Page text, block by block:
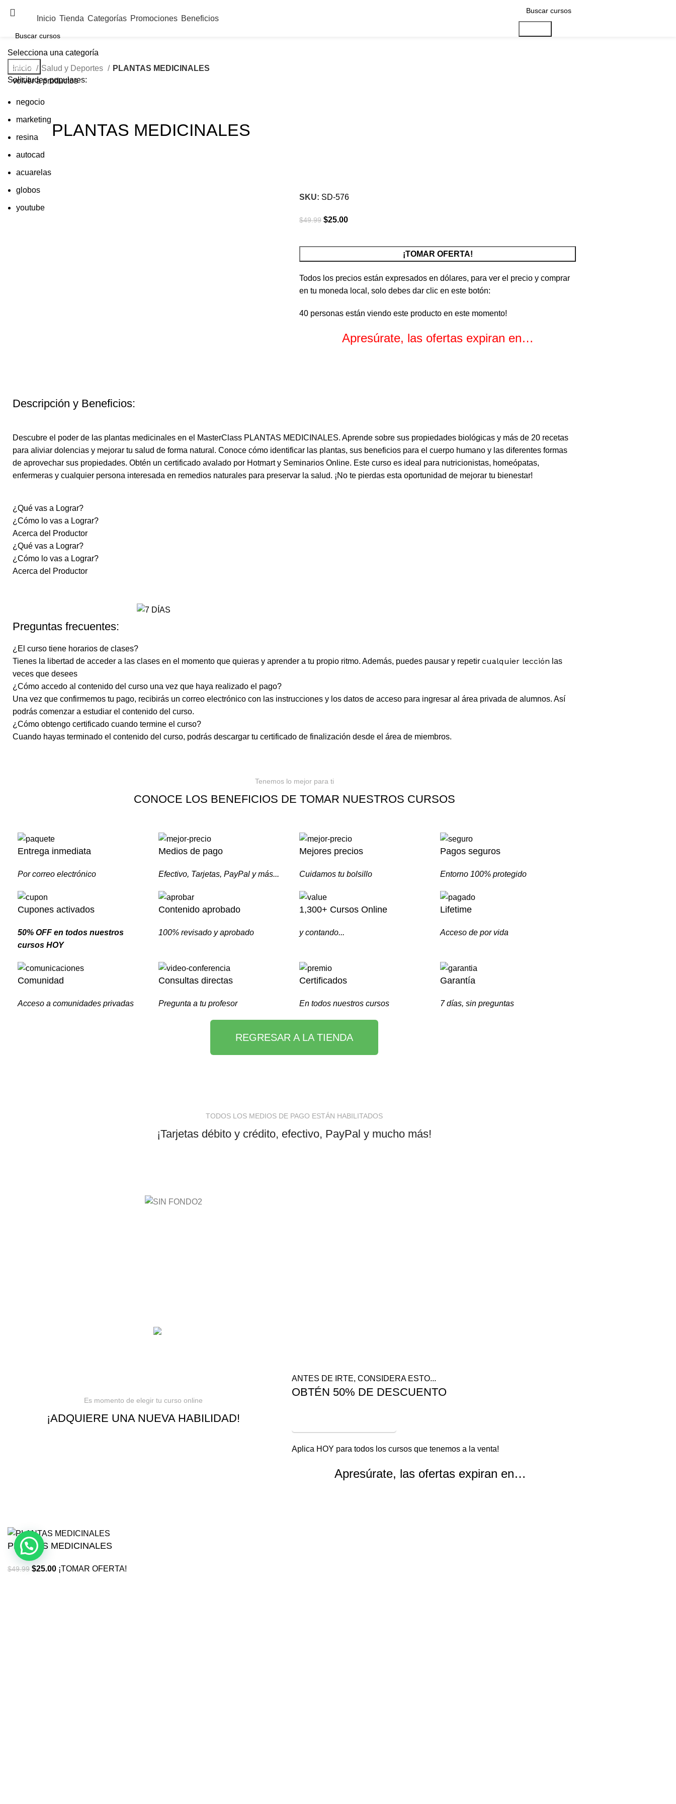
Inicio Tienda Categorías Promociones Beneficios
Inicio Salud y Deportes
PLANTAS MEDICINALES
volver a productos
PLANTAS MEDICINALES
SKU: SD-576
$49.99 $25.00
¡TOMAR OFERTA!
Todos los precios están expresados en dólares, para ver el precio y comprar
en tu moneda local, solo debes dar clic en este botón:
40 personas están viendo este producto en este momento!
Apresúrate, las ofertas expiran en…
Descripción y Beneficios:
Descubre el poder de las plantas medicinales en el MasterClass PLANTAS MEDICINALES. Aprende sobre sus propiedades biológicas y más de 20 recetas
para aliviar dolencias y mejorar tu salud de forma natural. Conoce cómo identificar las plantas, sus beneficios para el cuerpo humano y las diferentes formas
de aprovechar sus propiedades. Obtén un certificado avalado por Hotmart y Seminarios Online. Este curso es ideal para nutricionistas, homeópatas,
enfermeras y cualquier persona interesada en remedios naturales para preservar la salud. ¡No te pierdas esta oportunidad de mejorar tu bienestar!
¿Qué vas a Lograr?
¿Cómo lo vas a Lograr?
Acerca del Productor
¿Qué vas a Lograr?
¿Cómo lo vas a Lograr?
Acerca del Productor
Preguntas frecuentes:
¿El curso tiene horarios de clases?
Tienes la libertad de acceder a las clases en el momento que quieras y aprender a tu propio ritmo. Además, puedes pausar y repetir cualquier lección las
veces que desees
¿Cómo accedo al contenido del curso una vez que haya realizado el pago?
Una vez que confirmemos tu pago, recibirás un correo electrónico con las instrucciones y los datos de acceso para ingresar al área privada de alumnos. Así
podrás comenzar a estudiar el contenido del curso.
¿Cómo obtengo certificado cuando termine el curso?
Cuando hayas terminado el contenido del curso, podrás descargar tu certificado de finalización desde el área de miembros.
Tenemos lo mejor para ti
CONOCE LOS BENEFICIOS DE TOMAR NUESTROS CURSOS
Entrega inmediata
Por correo electrónico
Medios de pago
Efectivo, Tarjetas, PayPal y más...
Mejores precios
Cuidamos tu bolsillo
Pagos seguros
Entorno 100% protegido
Cupones activados
50% OFF en todos nuestros
cursos HOY
Contenido aprobado
100% revisado y aprobado
1,300+ Cursos Online
y contando...
Lifetime
Acceso de por vida
Comunidad
Acceso a comunidades privadas
Consultas directas
Pregunta a tu profesor
Certificados
En todos nuestros cursos
Garantía
7 días, sin preguntas
REGRESAR A LA TIENDA
TODOS LOS MEDIOS DE PAGO ESTÁN HABILITADOS
¡Tarjetas débito y crédito, efectivo, PayPal y mucho más!
Es momento de elegir tu curso online
¡ADQUIERE UNA NUEVA HABILIDAD!
ANTES DE IRTE, CONSIDERA ESTO...
OBTÉN 50% DE DESCUENTO
Aplica HOY para todos los cursos que tenemos a la venta!
Apresúrate, las ofertas expiran en…
PLANTAS MEDICINALES
$49.99 $25.00 ¡TOMAR OFERTA!
Selecciona una categoría
Buscar
Solicitudes populares:
negocio
marketing
resina
autocad
acuarelas
globos
youtube